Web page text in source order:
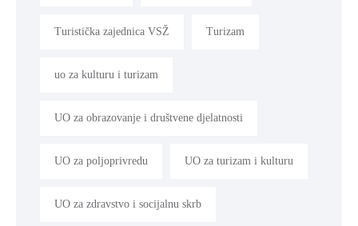
Turistička zajednica VSŽ Turizam
uo za kulturu i turizam
UO za obrazovanje i društvene djelatnosti
UO za poljoprivredu UO za turizam i kulturu
UO za zdravstvo i socijalnu skrb